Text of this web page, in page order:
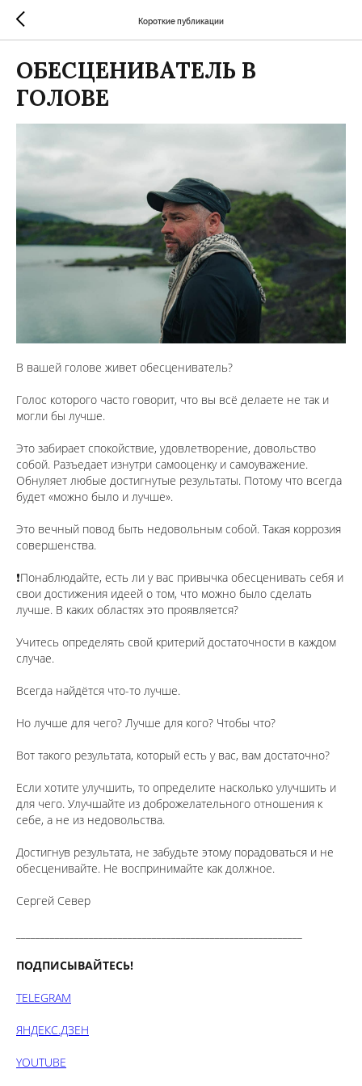
Короткие публикации
ОБЕСЦЕНИВАТЕЛЬ В
ГОЛОВЕ
В вашей голове живет обесцениватель?
Голос которого часто говорит, что вы всё делаете не так и
могли бы лучше.
Это забирает спокойствие, удовлетворение, довольство
собой. Разъедает изнутри самооценку и самоуважение.
Обнуляет любые достигнутые результаты. Потому что всегда
будет «можно было и лучше».
Это вечный повод быть недовольным собой. Такая коррозия
совершенства.
❗️Понаблюдайте, есть ли у вас привычка обесценивать себя и
свои достижения идеей о том, что можно было сделать
лучше. В каких областях это проявляется?
Учитесь определять свой критерий достаточности в каждом
случае.
Всегда найдётся что-то лучше.
Но лучше для чего? Лучше для кого? Чтобы что?
Вот такого результата, который есть у вас, вам достаточно?
Если хотите улучшить, то определите насколько улучшить и
для чего. Улучшайте из доброжелательного отношения к
себе, а не из недовольства.
Достигнув результата, не забудьте этому порадоваться и не
обесценивайте. Не воспринимайте как должное.
Сергей Север
ПОДПИСЫВАЙТЕСЬ!
TELEGRAM
ЯНДЕКС.ДЗЕН
YOUTUBE